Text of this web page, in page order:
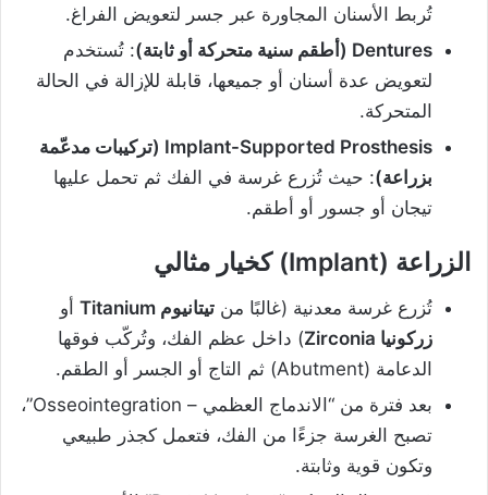
تُربط الأسنان المجاورة عبر جسر لتعويض الفراغ.
Dentures (أطقم سنية متحركة أو ثابتة)
: تُستخدم
لتعويض عدة أسنان أو جميعها، قابلة للإزالة في الحالة
المتحركة.
Implant-Supported Prosthesis (تركيبات مدعّمة
بزراعة): حيث تُزرع غرسة في الفك ثم تحمل عليها
تيجان أو جسور أو أطقم.
الزراعة (Implant) كخيار مثالي
تُزرع غرسة معدنية (غالبًا من تيتانيوم Titanium
أو
زركونيا Zirconia
) داخل عظم الفك، وتُركّب فوقها
الدعامة (Abutment) ثم التاج أو الجسر أو الطقم.
بعد فترة من “الاندماج العظمي – Osseointegration”،
تصبح الغرسة جزءًا من الفك، فتعمل كجذر طبيعي
وتكون قوية وثابتة.